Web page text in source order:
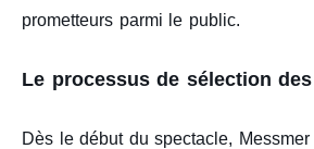
prometteurs parmi le public.
Le processus de sélection
Dès le début du spectacle,